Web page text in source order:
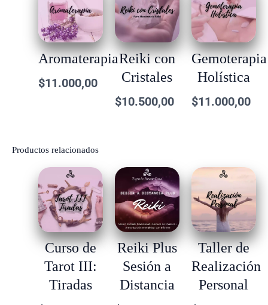
Aromaterapia
$11.000,00
Reiki con
Cristales
$10.500,00
Gemoterapia
Holística
$11.000,00
Productos relacionados
Curso de
Tarot III:
Tiradas
Reiki Plus
Sesión a
Distancia
Taller de
Realización
Personal